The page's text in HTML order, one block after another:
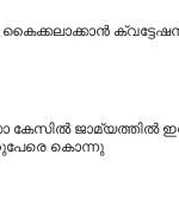
ജാമ്യത്തില്‍
കൊന്നു